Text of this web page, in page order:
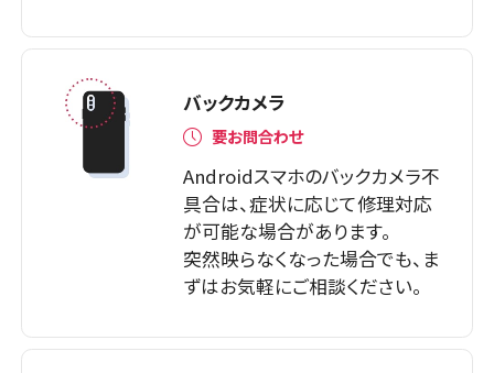
バックカメラ
要お問合わせ
Androidスマホのバックカメラ不
具合は、症状に応じて修理対応
が可能な場合があります。
突然映らなくなった場合でも、ま
ずはお気軽にご相談ください。